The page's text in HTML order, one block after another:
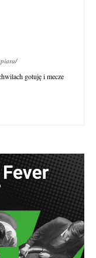
gotuję i mecze